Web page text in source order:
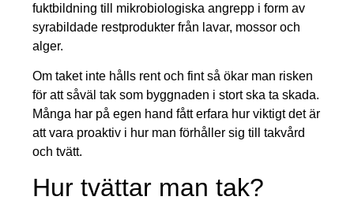
fuktbildning till mikrobiologiska angrepp i form av
syrabildade restprodukter från lavar, mossor och
alger.
Om taket inte hålls rent och fint så ökar man risken
för att såväl tak som byggnaden i stort ska ta skada.
Många har på egen hand fått erfara hur viktigt det är
att vara proaktiv i hur man förhåller sig till takvård
och tvätt.
Hur tvättar man tak?